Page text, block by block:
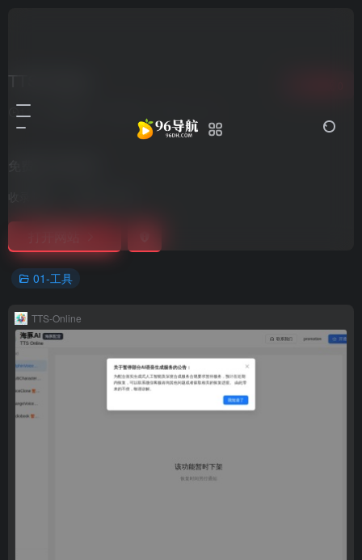
TTS-Online
11个月前更新
免费文字转语音
收录时间：
01-工具
TTS-Online